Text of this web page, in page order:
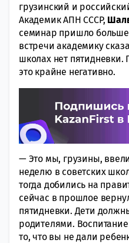
грузинский и
Академик АПН СССР,
семинар пришло
встречи академику
школах нет пятидневки.
это крайне негативно.
— Это мы, грузины,
неделю в советских
тогда добились на
сейчас в прошлое
пятидневки. Дети
родителями.
то, что вы не дали